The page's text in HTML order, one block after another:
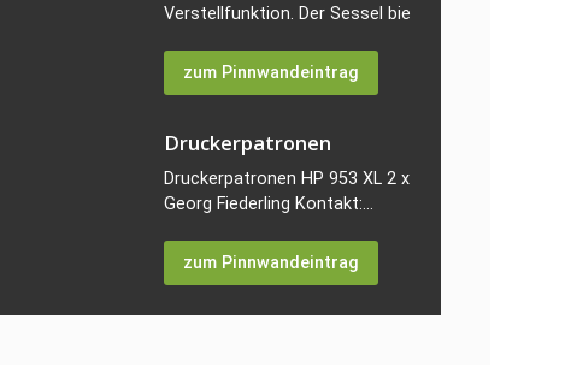
Verstellfunktion. Der Sessel bietet hohen...
zum Pinnwandeintrag
Druckerpatronen
Druckerpatronen HP 953 XL 2 x Magenta 2 x Cyan
Georg Fiederling Kontakt:...
zum Pinnwandeintrag